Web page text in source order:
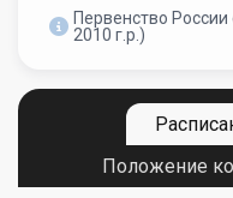
Первенство
2010 г.р.)
Положение